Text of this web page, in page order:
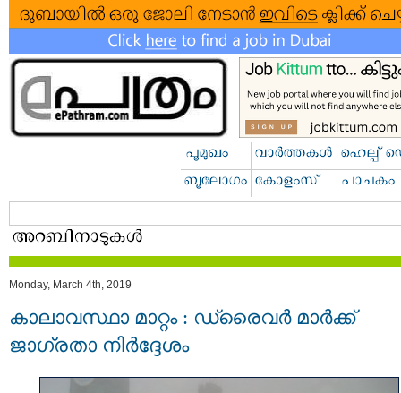
Monday, March 4th, 2019
കാലാവസ്ഥാ മാറ്റം : ഡ്രൈവര്‍ മാര്‍ക്ക്
ജാഗ്രതാ നിര്‍ദ്ദേശം